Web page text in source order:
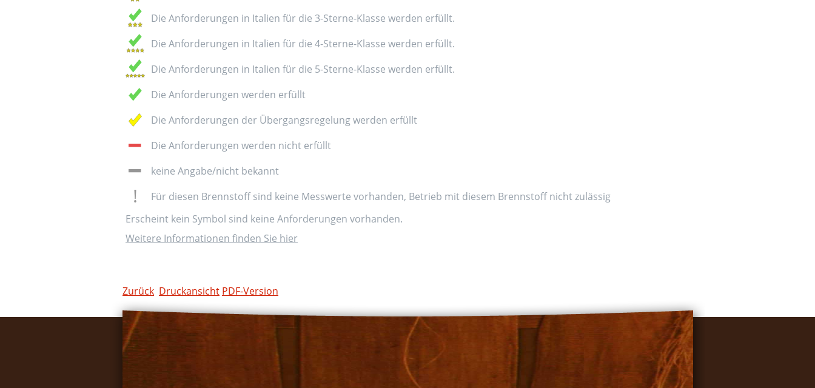
Die Anforderungen in Italien für die 3-Sterne-Klasse werden erfüllt.
Die Anforderungen in Italien für die 4-Sterne-Klasse werden erfüllt.
Die Anforderungen in Italien für die 5-Sterne-Klasse werden erfüllt.
Die Anforderungen werden erfüllt
Die Anforderungen der Übergangsregelung werden erfüllt
Die Anforderungen werden nicht erfüllt
keine Angabe/nicht bekannt
Für diesen Brennstoff sind keine Messwerte vorhanden, Betrieb mit diesem Brennstoff nicht zulässig
Erscheint kein Symbol sind keine Anforderungen vorhanden.
Weitere Informationen finden Sie hier
Zurück Druckansicht PDF-Version